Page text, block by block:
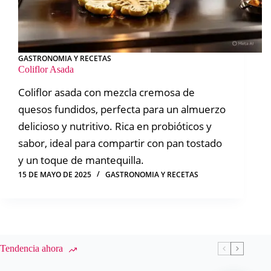
GASTRONOMIA Y RECETAS
Coliflor Asada
Coliflor asada con mezcla cremosa de
quesos fundidos, perfecta para un almuerzo
delicioso y nutritivo. Rica en probióticos y
sabor, ideal para compartir con pan tostado
y un toque de mantequilla.
15 DE MAYO DE 2025 GASTRONOMIA Y RECETAS
Tendencia ahora